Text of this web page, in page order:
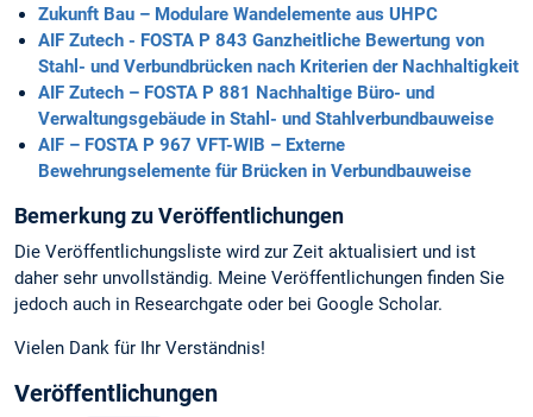
Zukunft Bau – Modulare Wandelemente aus UHPC
AIF Zutech - FOSTA P 843 Ganzheitliche Bewertung von
Stahl- und Verbundbrücken nach Kriterien der Nachhaltigkeit
AIF Zutech – FOSTA P 881 Nachhaltige Büro- und
Verwaltungsgebäude in Stahl- und Stahlverbundbauweise
AIF – FOSTA P 967 VFT-WIB – Externe
Bewehrungselemente für Brücken in Verbundbauweise
Bemerkung zu Veröffentlichungen
Die Veröffentlichungsliste wird zur Zeit aktualisiert und ist
daher sehr unvollständig. Meine Veröffentlichungen finden Sie
jedoch auch in Researchgate oder bei Google Scholar.
Vielen Dank für Ihr Verständnis!
Veröffentlichungen